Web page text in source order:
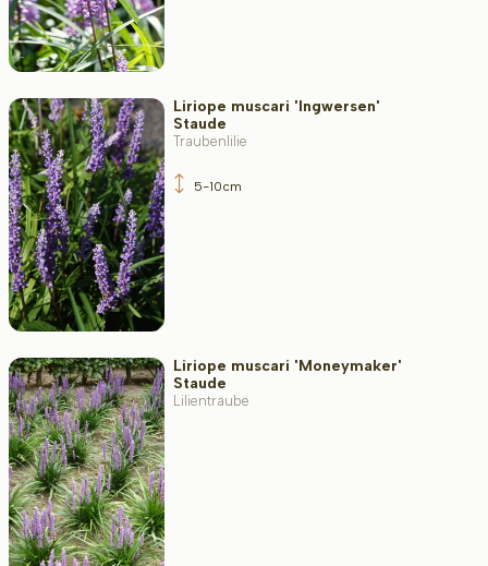
Liriope muscari 'Ingwersen'
Staude
Traubenlilie
5-10cm
Liriope muscari 'Moneymaker'
Staude
Lilientraube